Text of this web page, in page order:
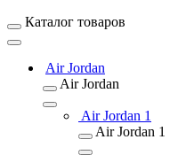
Каталог товаров
Air Jordan
Air Jordan
Air Jordan 1
Air Jordan 1